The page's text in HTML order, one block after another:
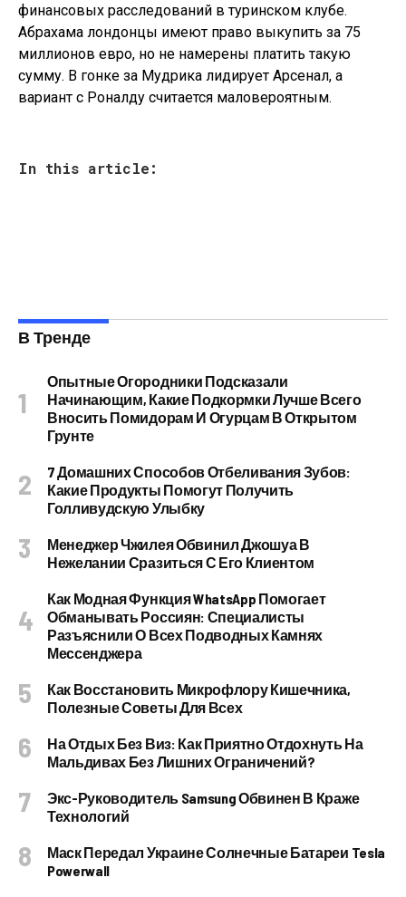
финансовых расследований в туринском клубе.
Абрахама лондонцы имеют право выкупить за 75
миллионов евро, но не намерены платить такую
сумму. В гонке за Мудрика лидирует Арсенал, а
вариант с Роналду считается маловероятным.
In this article:
В Тренде
Опытные Огородники Подсказали
Начинающим, Какие Подкормки Лучше Всего
Вносить Помидорам И Огурцам В Открытом
Грунте
7 Домашних Способов Отбеливания Зубов:
Какие Продукты Помогут Получить
Голливудскую Улыбку
Менеджер Чжилея Обвинил Джошуа В
Нежелании Сразиться С Его Клиентом
Как Модная Функция WhatsApp Помогает
Обманывать Россиян: Специалисты
Разъяснили О Всех Подводных Камнях
Мессенджера
Как Восстановить Микрофлору Кишечника,
Полезные Советы Для Всех
На Отдых Без Виз: Как Приятно Отдохнуть На
Мальдивах Без Лишних Ограничений?
Экс-Руководитель Samsung Обвинен В Краже
Технологий
Маск Передал Украине Солнечные Батареи Tesla
Powerwall